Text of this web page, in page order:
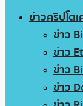
ข่าวคริปโต
ข่าว
ข่าว
ข่าว
ข่าว